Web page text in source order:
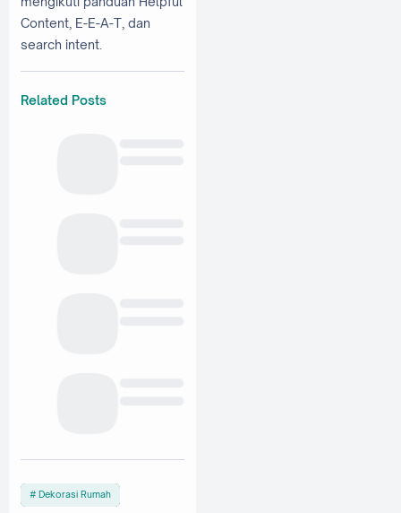
Content, E-E-A-T, dan
search intent.
Related Posts
Dekorasi Rumah